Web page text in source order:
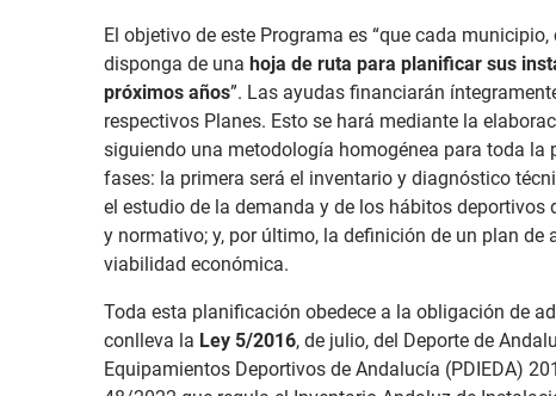
El objetivo de este Programa es “que cada
disponga de una hoja de ruta para planificar sus
próximos años”. Las ayudas financiarán
respectivos Planes. Esto se hará mediante la
siguiendo una metodología homogénea para toda la
fases: la primera será el inventario y diagnóstico
el estudio de la demanda y de los hábitos
y normativo; y, por último, la definición de un plan
viabilidad económica.
Toda esta planificación obedece a la obligación de
conlleva la Ley 5/2016, de julio, del Deporte de
Equipamientos Deportivos de Andalucía (PDIEDA)